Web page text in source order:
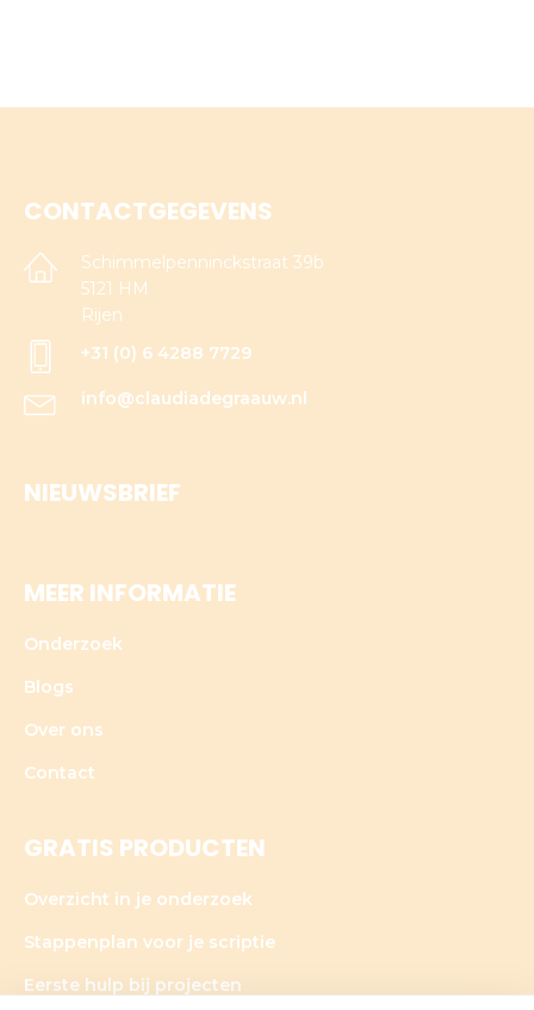
CONTACTGEGEVENS
Schimmelpenninckstraat 39b
5121 HM
Rijen
+31 (0) 6 4288 7729
info@claudiadegraauw.nl
NIEUWSBRIEF
MEER INFORMATIE
Onderzoek
Blogs
Over ons
Contact
GRATIS PRODUCTEN
Overzicht in je onderzoek
Stappenplan voor je scriptie
Eerste hulp bij projecten